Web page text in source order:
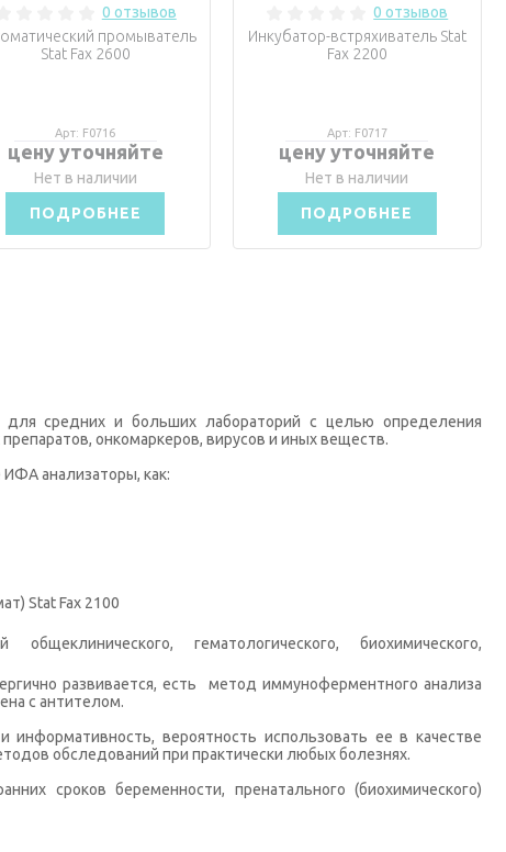
0 отзывов
промыватель
Stat Fax 2600
Арт: F0716
цену уточняйте
Нет в наличии
ПОДРОБНЕЕ
0 отзывов
Инкубатор-встряхиватель Stat
Fax 2200
Арт: F0717
цену уточняйте
Нет в наличии
ПОДРОБНЕЕ
для средних и больших лабораторий с целью определения
онкомаркеров, вирусов и иных веществ.
анализаторы, как:
Stat Fax 2100
гематологического, биохимического,
развивается, есть метод иммуноферментного анализа
с антителом.
информативность, вероятность использовать ее в качестве
обследований при практически любых болезнях.
сроков беременности, пренатального (биохимического)